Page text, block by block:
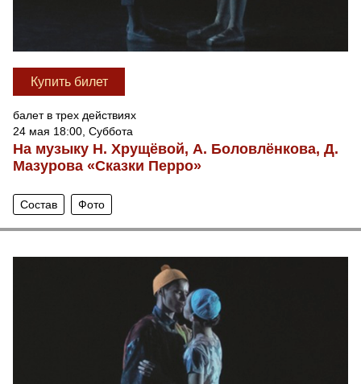
Купить билет
балет в трех действиях
24 мая 18:00, Суббота
На музыку Н. Хрущёвой, А. Боловлёнкова, Д.
Мазурова «Сказки Перро»
Состав Фото